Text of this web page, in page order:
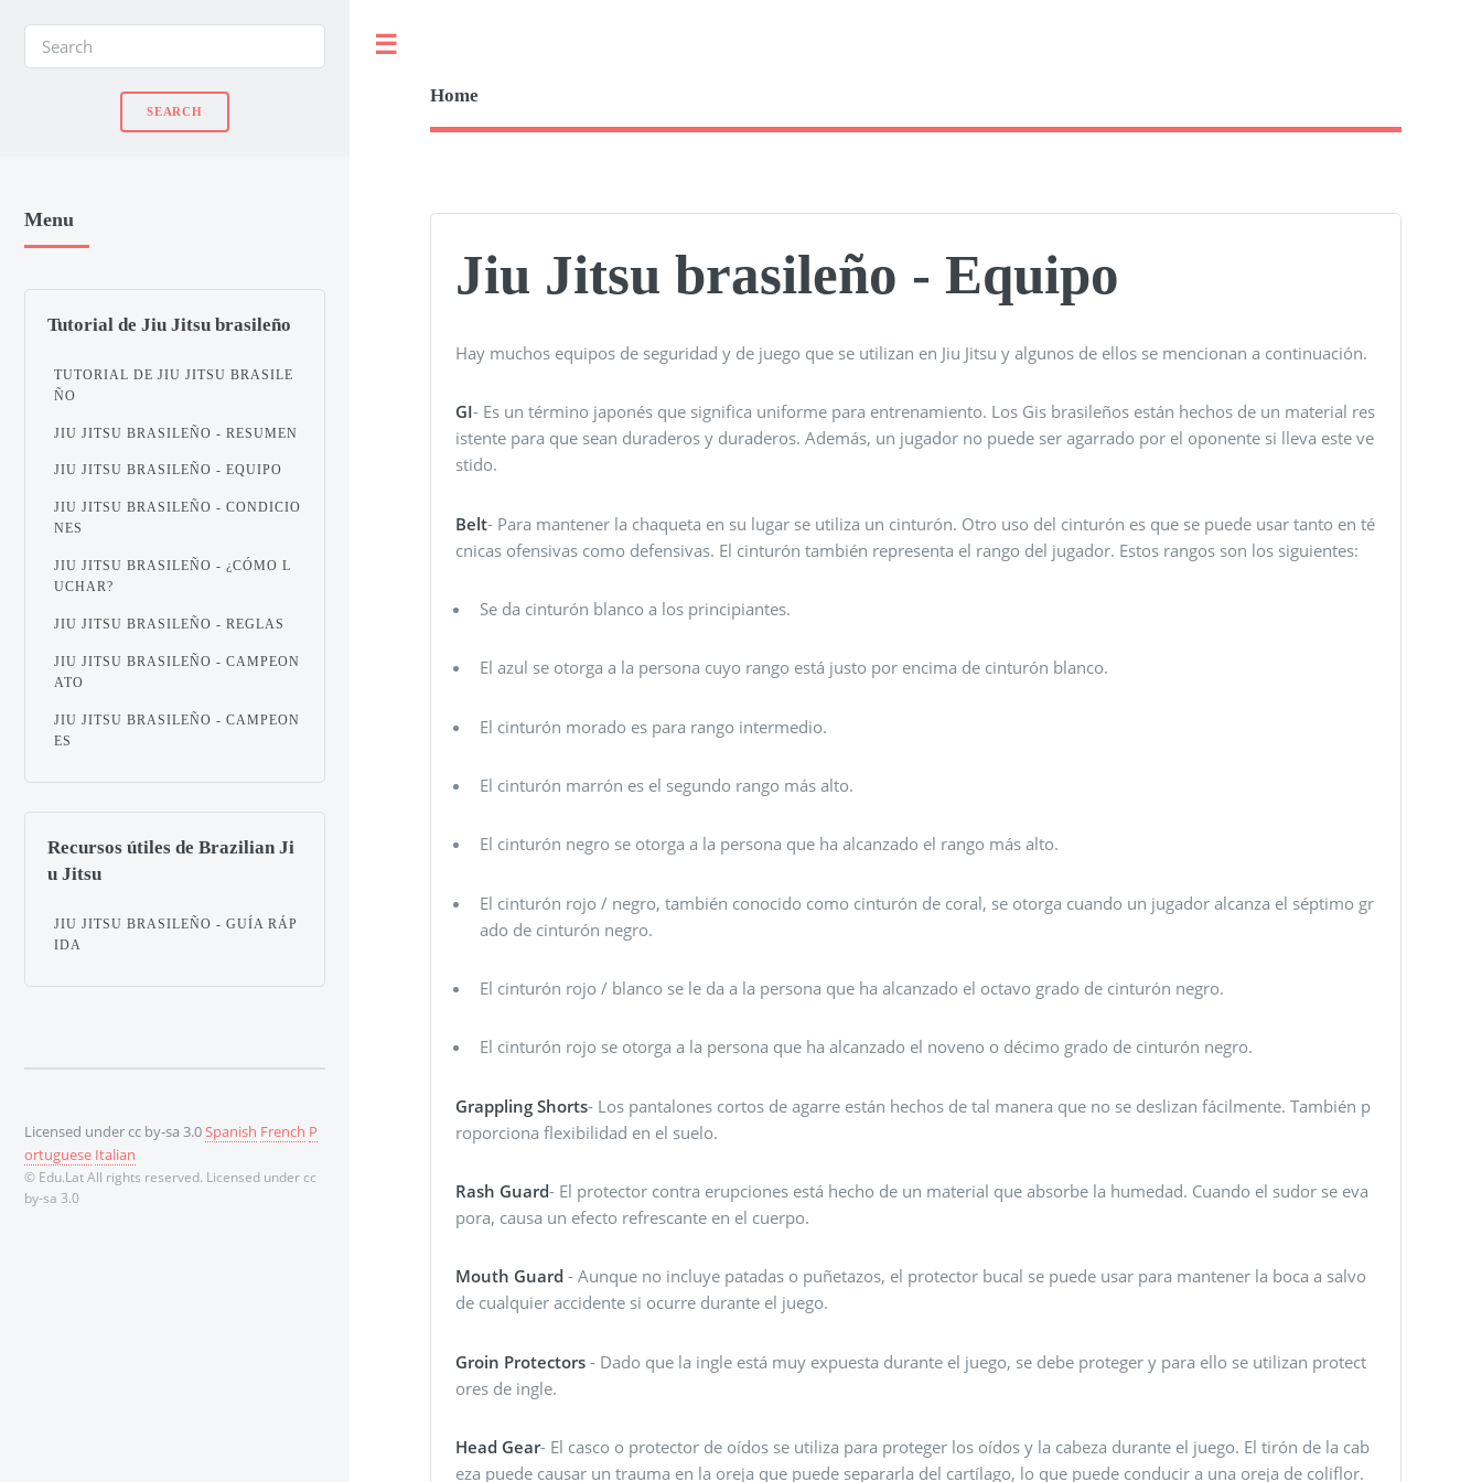
Home
Jiu Jitsu brasileño - Equipo
Hay muchos equipos de seguridad y de juego que se utilizan en Jiu Jitsu y algunos de ellos se mencionan a continuación.
GI- Es un término japonés que significa uniforme para entrenamiento. Los Gis brasileños están hechos de un material res
istente para que sean duraderos y duraderos. Además, un jugador no puede ser agarrado por el oponente si lleva este ve
stido.
Belt- Para mantener la chaqueta en su lugar se utiliza un cinturón. Otro uso del cinturón es que se puede usar tanto en té
cnicas ofensivas como defensivas. El cinturón también representa el rango del jugador. Estos rangos son los siguientes:
Se da cinturón blanco a los principiantes.
El azul se otorga a la persona cuyo rango está justo por encima de cinturón blanco.
El cinturón morado es para rango intermedio.
El cinturón marrón es el segundo rango más alto.
El cinturón negro se otorga a la persona que ha alcanzado el rango más alto.
El cinturón rojo / negro, también conocido como cinturón de coral, se otorga cuando un jugador alcanza el séptimo gr
ado de cinturón negro.
El cinturón rojo / blanco se le da a la persona que ha alcanzado el octavo grado de cinturón negro.
El cinturón rojo se otorga a la persona que ha alcanzado el noveno o décimo grado de cinturón negro.
Grappling Shorts- Los pantalones cortos de agarre están hechos de tal manera que no se deslizan fácilmente. También p
roporciona flexibilidad en el suelo.
Rash Guard- El protector contra erupciones está hecho de un material que absorbe la humedad. Cuando el sudor se eva
pora, causa un efecto refrescante en el cuerpo.
Mouth Guard - Aunque no incluye patadas o puñetazos, el protector bucal se puede usar para mantener la boca a salvo
de cualquier accidente si ocurre durante el juego.
Groin Protectors - Dado que la ingle está muy expuesta durante el juego, se debe proteger y para ello se utilizan protect
ores de ingle.
Head Gear- El casco o protector de oídos se utiliza para proteger los oídos y la cabeza durante el juego. El tirón de la cab
eza puede causar un trauma en la oreja que puede separarla del cartílago, lo que puede conducir a una oreja de coliflor.
Menu
Tutorial de Jiu Jitsu brasileño
TUTORIAL DE JIU JITSU BRASILE
ÑO
JIU JITSU BRASILEÑO - RESUMEN
JIU JITSU BRASILEÑO - EQUIPO
JIU JITSU BRASILEÑO - CONDICIO
NES
JIU JITSU BRASILEÑO - ¿CÓMO L
UCHAR?
JIU JITSU BRASILEÑO - REGLAS
JIU JITSU BRASILEÑO - CAMPEON
ATO
JIU JITSU BRASILEÑO - CAMPEON
ES
Recursos útiles de Brazilian Ji
u Jitsu
JIU JITSU BRASILEÑO - GUÍA RÁP
IDA
Licensed under cc by-sa 3.0Spanish French P
ortuguese Italian
© Edu.Lat All rights reserved. Licensed under cc
by-sa 3.0